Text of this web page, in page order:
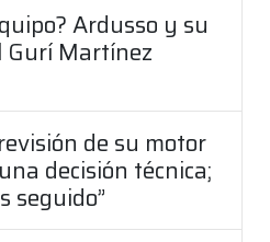
Ardusso y su
Gurí Martínez
de su motor
decisión técnica;
seguido”